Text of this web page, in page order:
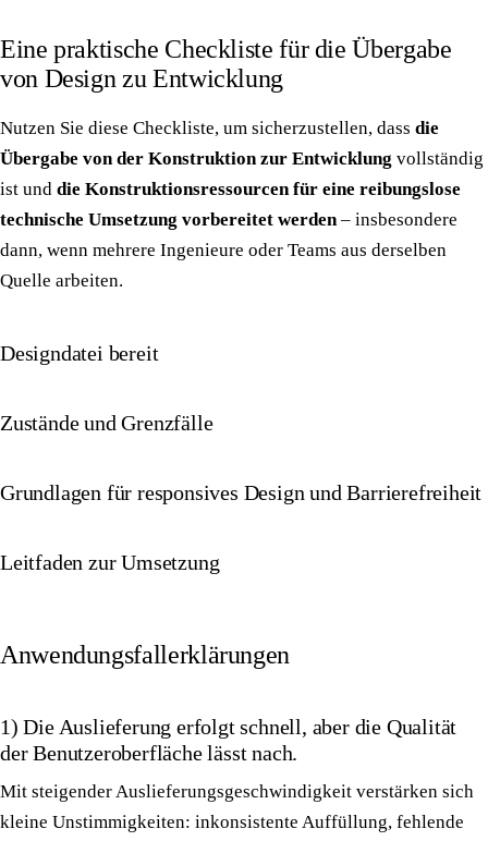
Eine praktische Checkliste für die Übergabe
von Design zu Entwicklung
Nutzen Sie diese Checkliste, um sicherzustellen, dass die
Übergabe von der Konstruktion zur Entwicklung vollständig
ist und die Konstruktionsressourcen für eine reibungslose
technische Umsetzung vorbereitet werden– insbesondere
dann, wenn mehrere Ingenieure oder Teams aus derselben
Quelle arbeiten.
Designdatei bereit
Zustände und Grenzfälle
Grundlagen für responsives Design und Barrierefreiheit
Leitfaden zur Umsetzung
Anwendungsfallerklärungen
1) Die Auslieferung erfolgt schnell, aber die Qualität
der Benutzeroberfläche lässt nach.
Mit steigender Auslieferungsgeschwindigkeit verstärken sich
kleine Unstimmigkeiten: inkonsistente Auffüllung, fehlende